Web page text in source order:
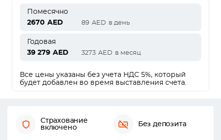
Помесячно
2670 AED 89 AED в день
Годовая
39 279 AED 3273 AED в месяц
Все цены указаны без учета НДС 5%, который
будет добавлен во время выставления счета.
Страхование
включено
Без депозита